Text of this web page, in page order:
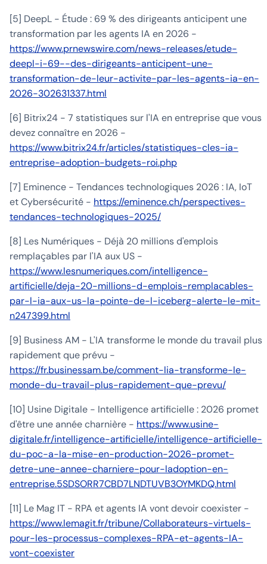
[5] DeepL - Étude : 69 % des dirigeants anticipent une
transformation par les agents IA en 2026 -
https://www.prnewswire.com/news-releases/etude-
deepl-i-69--des-dirigeants-anticipent-une-
transformation-de-leur-activite-par-les-agents-ia-en-
2026-302631337.html
[6] Bitrix24 - 7 statistiques sur l'IA en entreprise que vous
devez connaître en 2026 -
https://www.bitrix24.fr/articles/statistiques-cles-ia-
entreprise-adoption-budgets-roi.php
[7] Eminence - Tendances technologiques 2026 : IA, IoT
et Cybersécurité - https://eminence.ch/perspectives-
tendances-technologiques-2025/
[8] Les Numériques - Déjà 20 millions d'emplois
remplaçables par l'IA aux US -
https://www.lesnumeriques.com/intelligence-
artificielle/deja-20-millions-d-emplois-remplacables-
par-l-ia-aux-us-la-pointe-de-l-iceberg-alerte-le-mit-
n247399.html
[9] Business AM - L'IA transforme le monde du travail plus
rapidement que prévu -
https://fr.businessam.be/comment-lia-transforme-le-
monde-du-travail-plus-rapidement-que-prevu/
[10] Usine Digitale - Intelligence artificielle : 2026 promet
d'être une année charnière - https://www.usine-
digitale.fr/intelligence-artificielle/intelligence-artificielle-
du-poc-a-la-mise-en-production-2026-promet-
detre-une-annee-charniere-pour-ladoption-en-
entreprise.5SDSORR7CBD7LNDTUVB3OYMKDQ.html
[11] Le Mag IT - RPA et agents IA vont devoir coexister -
https://www.lemagit.fr/tribune/Collaborateurs-virtuels-
pour-les-processus-complexes-RPA-et-agents-IA-
vont-coexister